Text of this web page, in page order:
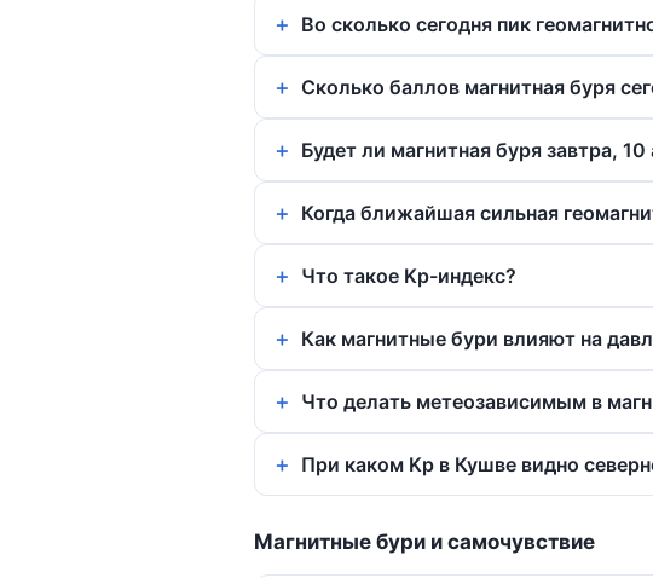
Во сколько сегодня пик
Сколько баллов магнитная буря
Будет ли магнитная буря завтра, 10
Когда ближайшая сильная
Что такое Kp-индекс?
Как магнитные бури влияют на
Что делать метеозависимым в
При каком Kp в Кушве видно
Магнитные бури и самочувствие